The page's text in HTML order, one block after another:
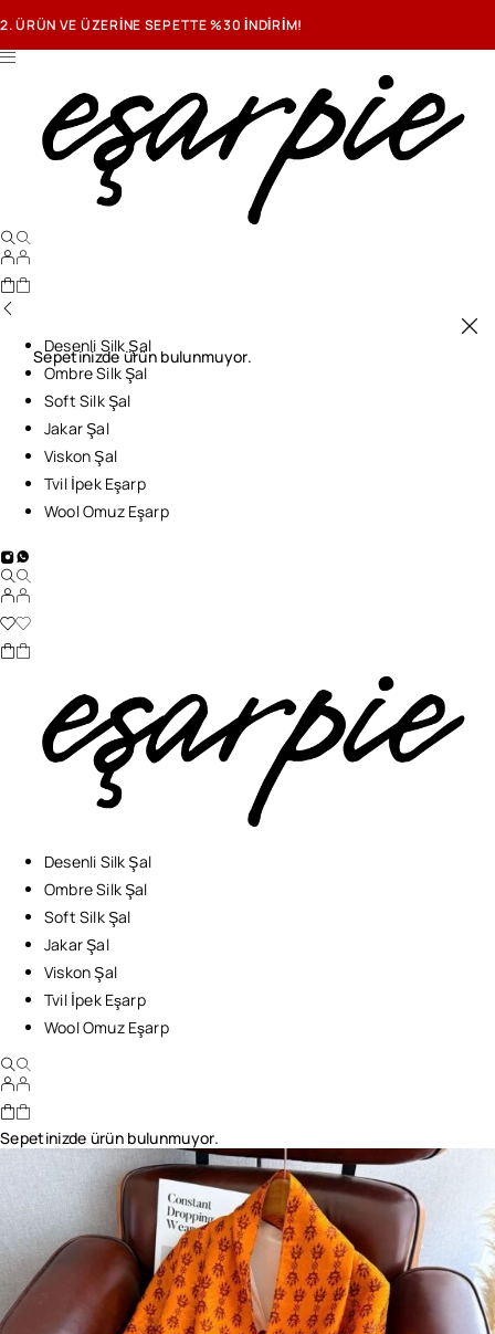
2. ÜRÜN VE ÜZERİNE SEPETTE %30 İNDİRİM!
Sepetinizde ürün bulunmuyor.
Desenli Silk Şal
Ombre Silk Şal
Soft Silk Şal
Jakar Şal
Viskon Şal
Tvil İpek Eşarp
Wool Omuz Eşarp
Desenli Silk Şal
Ombre Silk Şal
Soft Silk Şal
Jakar Şal
Viskon Şal
Tvil İpek Eşarp
Wool Omuz Eşarp
Sepetinizde ürün bulunmuyor.